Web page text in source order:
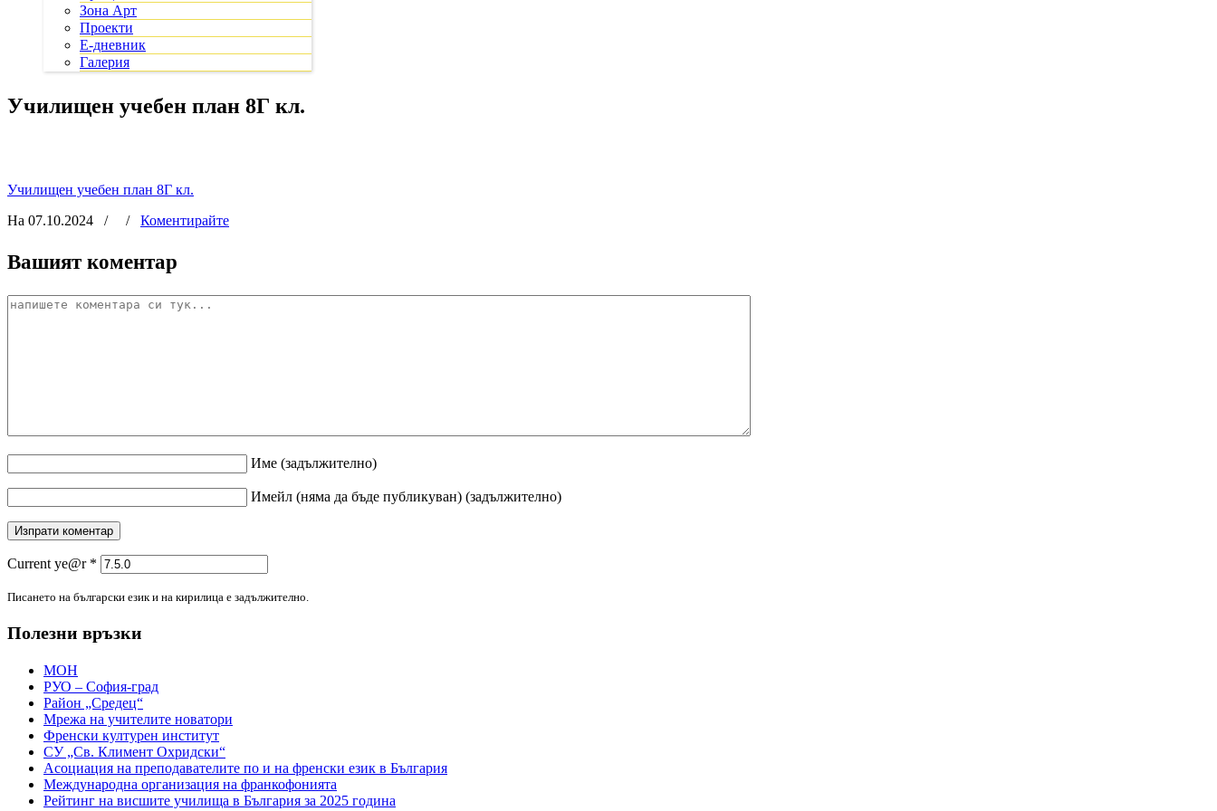
Зона Арт
Проекти
Е-дневник
Галерия
Училищен учебен план 8Г кл.
Училищен учебен план 8Г кл.
На 07.10.2024
/ / Коментирайте
Вашият коментар
Име (задължително)
Имейл (няма да бъде публикуван) (задължително)
Current ye@r *
Писането на български език и на кирилица е задължително.
Полезни връзки
МОН
РУО – София-град
Район „Средец“
Мрежа на учителите новатори
Френски културен институт
СУ „Св. Климент Охридски“
Асоциация на преподавателите по и на френски език в България
Международна организация на франкофонията
Рейтинг на висшите училища в България за 2025 година